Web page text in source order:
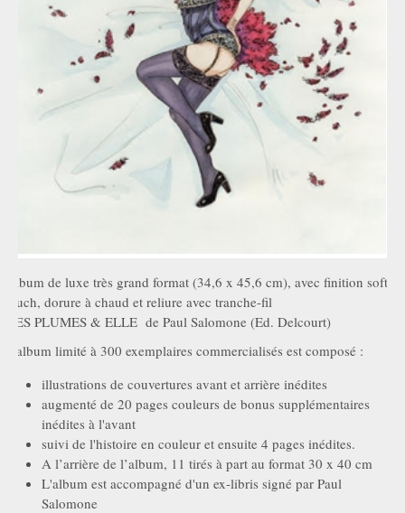
Album de luxe très grand format (34,6 x 45,6 cm), avec finition soft
touch, dorure à chaud et reliure avec tranche-fil
DES PLUMES & ELLE de Paul Salomone (Ed. Delcourt)
L'album limité à 300 exemplaires commercialisés est composé :
illustrations de couvertures avant et arrière inédites
augmenté de 20 pages couleurs de bonus supplémentaires
inédites à l'avant
suivi de l'histoire en couleur et ensuite 4 pages inédites.
A l’arrière de l’album, 11 tirés à part au format 30 x 40 cm
L'album est accompagné d'un ex-libris signé par Paul
Salomone